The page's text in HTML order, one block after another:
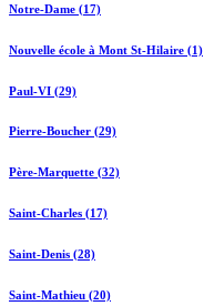
Notre-Dame (17)
Nouvelle école à Mont St-Hilaire (1)
Paul-VI (29)
Pierre-Boucher (29)
Père-Marquette (32)
Saint-Charles (17)
Saint-Denis (28)
Saint-Mathieu (20)